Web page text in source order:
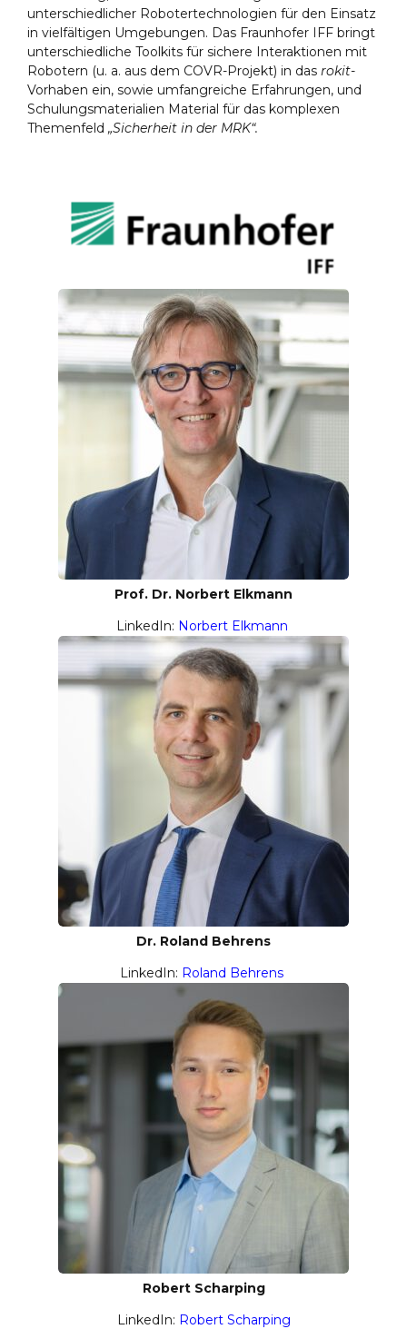
unterschiedlicher Robotertechnologien für den Einsatz
in vielfältigen Umgebungen. Das Fraunhofer IFF bringt
unterschiedliche Toolkits für sichere Interaktionen mit
Robotern (u. a. aus dem COVR-Projekt) in das rokit-
Vorhaben ein, sowie umfangreiche Erfahrungen, und
Schulungsmaterialien Material für das komplexen
Themenfeld „Sicherheit in der MRK“.
Prof. Dr. Norbert Elkmann
LinkedIn: Norbert Elkmann
Dr. Roland Behrens
LinkedIn: Roland Behrens
Robert Scharping
LinkedIn: Robert Scharping